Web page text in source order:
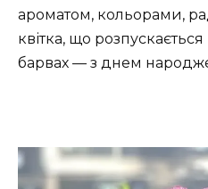
ароматом, кольорами,
квітка, що
барвах — з днем